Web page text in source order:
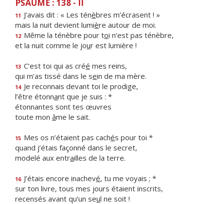
PSAUME : 138 - II
11 J’avais dit : « Les ténèbres m’écrasent ! »
mais la nuit devient lumière autour de moi.
12 Même la ténèbre pour toi n’est pas ténèbre,
et la nuit comme le jour est lumière !
13 C’est toi qui as créé mes reins,
qui m’as tissé dans le sein de ma mère.
14 Je reconnais devant toi le prodige,
l’être étonnant que je suis : *
étonnantes sont tes œuvres
toute mon âme le sait.
15 Mes os n’étaient pas cachés pour toi *
quand j’étais façonné dans le secret,
modelé aux entrailles de la terre.
16 J’étais encore inachevé, tu me voyais ; *
sur ton livre, tous mes jours étaient inscrits,
recensés avant qu’un seul ne soit !